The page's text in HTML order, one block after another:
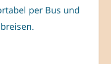
per Bus und